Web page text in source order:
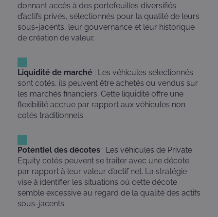
donnant accès à des portefeuilles diversifiés
d’actifs privés, sélectionnés pour la qualité de leurs
sous-jacents, leur gouvernance et leur historique
de création de valeur.
Liquidité de marché : Les véhicules sélectionnés
sont cotés, ils peuvent être achetés ou vendus sur
les marchés financiers. Cette liquidité offre une
flexibilité accrue par rapport aux véhicules non
cotés traditionnels.
Potentiel des décotes : Les véhicules de Private
Equity cotés peuvent se traiter avec une décote
par rapport à leur valeur d’actif net. La stratégie
vise à identifier les situations où cette décote
semble excessive au regard de la qualité des actifs
sous-jacents.